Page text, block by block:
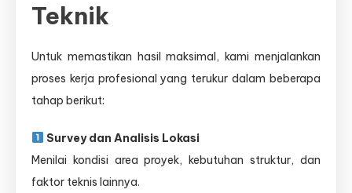
Teknik
Untuk memastikan hasil maksimal, kami menjalankan
proses kerja profesional yang terukur dalam beberapa
tahap berikut:
Survey dan Analisis Lokasi
Menilai kondisi area proyek, kebutuhan struktur, dan
faktor teknis lainnya.